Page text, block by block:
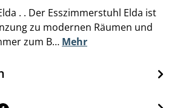
. . Der Esszimmerstuhl Elda ist
zu modernen Räumen und
zum B… Mehr